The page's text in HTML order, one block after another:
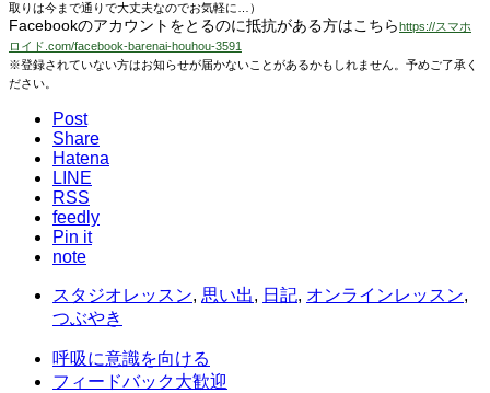
取りは今まで通りで大丈夫なのでお気軽に…）
Facebookのアカウントをとるのに抵抗がある方はこちらhttps://スマホ
ロイド.com/facebook-barenai-houhou-3591
※登録されていない方はお知らせが届かないことがあるかもしれません。予めご了承く
ださい。
Post
Share
Hatena
LINE
RSS
feedly
Pin it
note
スタジオレッスン, 思い出, 日記, オンラインレッスン,
つぶやき
呼吸に意識を向ける
フィードバック大歓迎